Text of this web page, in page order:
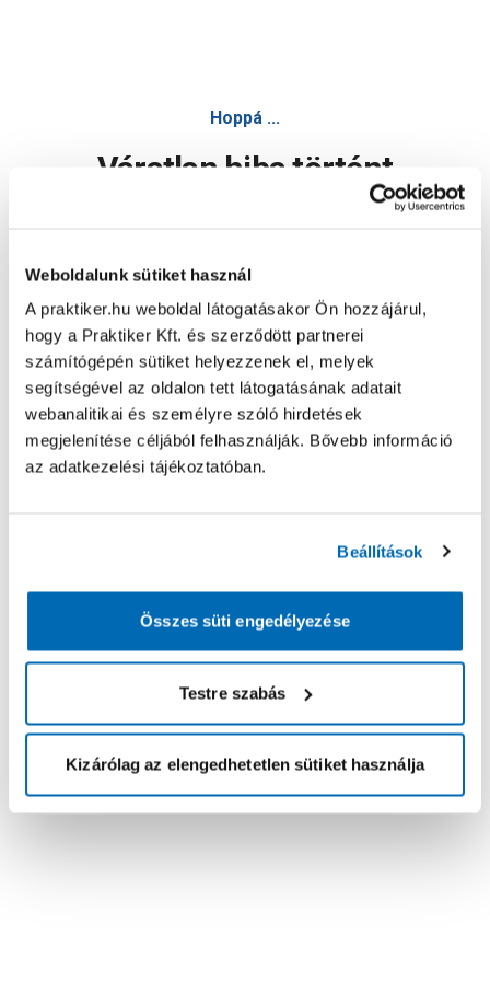
Weboldalunk sütiket használ
A praktiker.hu weboldal látogatásakor Ön hozzájárul,
hogy a Praktiker Kft. és szerződött partnerei
számítógépén sütiket helyezzenek el, melyek
segítségével az oldalon tett látogatásának adatait
webanalitikai és személyre szóló hirdetések
megjelenítése céljából felhasználják. Bővebb információ
az adatkezelési tájékoztatóban.
Beállítások
Összes süti engedélyezése
Testre szabás
Kizárólag az elengedhetetlen sütiket használja
Hoppá ...
Váratlan hiba történt
Oldal újratöltése